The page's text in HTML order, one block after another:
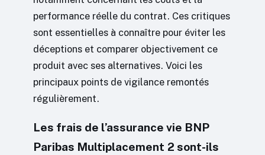
performance réelle du contrat. Ces critiques
sont essentielles à connaître pour éviter les
déceptions et comparer objectivement ce
produit avec ses alternatives. Voici les
principaux points de vigilance remontés
régulièrement.
Les frais de l’assurance vie BNP
Paribas Multiplacement 2 sont-ils